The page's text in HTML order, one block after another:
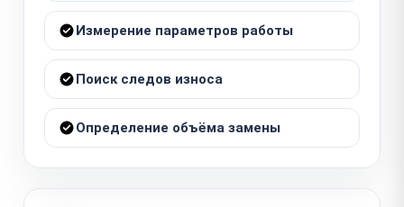
Измерение параметров работы
Поиск следов износа
Определение объёма замены